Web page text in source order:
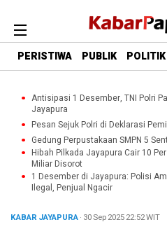
PERISTIWA PUBLIK POLITIK
Antisipasi 1 Desember, TNI Polri
Jayapura
Pesan Sejuk Polri di Deklarasi
Gedung Perpustakaan SMPN 5
Hibah Pilkada Jayapura Cair 10
Miliar Disorot
1 Desember di Jayapura: Polisi
Ilegal, Penjual Ngacir
KABAR JAYAPURA· 30 Sep 202522:52WIT